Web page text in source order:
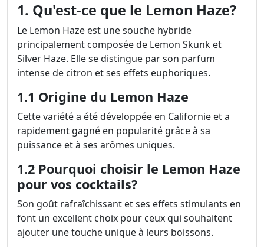
1. Qu'est-ce que le Lemon Haze?
Le Lemon Haze est une souche hybride
principalement composée de Lemon Skunk et
Silver Haze. Elle se distingue par son parfum
intense de citron et ses effets euphoriques.
1.1 Origine du Lemon Haze
Cette variété a été développée en Californie et a
rapidement gagné en popularité grâce à sa
puissance et à ses arômes uniques.
1.2 Pourquoi choisir le Lemon Haze
pour vos cocktails?
Son goût rafraîchissant et ses effets stimulants en
font un excellent choix pour ceux qui souhaitent
ajouter une touche unique à leurs boissons.